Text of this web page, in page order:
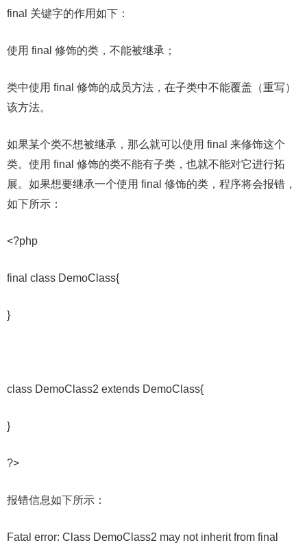
final 关键字的作用如下：
使用 final 修饰的类，不能被继承；
类中使用 final 修饰的成员方法，在子类中不能覆盖（重写）
该方法。
如果某个类不想被继承，那么就可以使用 final 来修饰这个
类。使用 final 修饰的类不能有子类，也就不能对它进行拓
展。如果想要继承一个使用 final 修饰的类，程序将会报错，
如下所示：
<?php
final class DemoClass{
}
class DemoClass2 extends DemoClass{
}
?>
报错信息如下所示：
Fatal error: Class DemoClass2 may not inherit from final